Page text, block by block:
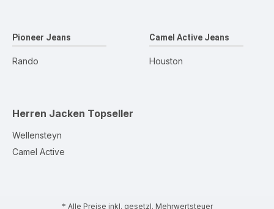
Pioneer Jeans
Rando
Camel Active Jeans
Houston
Herren Jacken Topseller
Wellensteyn
Camel Active
* Alle Preise inkl. gesetzl. Mehrwertsteuer